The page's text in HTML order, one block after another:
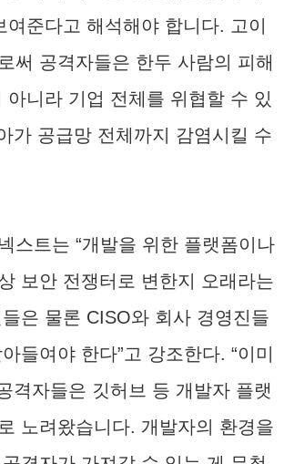
여준다고 해석해야 합니다. 고이
써 공격자들은 한두 사람의 피해
아니라 기업 전체를 위협할 수 있
가 공급망 전체까지 감염시킬 수
스트는 “개발을 위한 플랫폼이나
보안 전쟁터로 변한지 오래라는
은 물론 CISO와 회사 경영진들
들여야 한다”고 강조한다. “이미
격자들은 깃허브 등 개발자 플랫
노려왔습니다. 개발자의 환경을